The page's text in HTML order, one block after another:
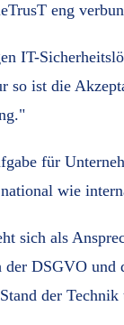
eng
IT-
ist die
für
wie
sich als
der DSGVO
der